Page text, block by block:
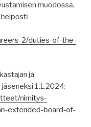
muodossa.
2/duties-of-the-
ja
1.1.2024:
nimitys-
extended-board-of-